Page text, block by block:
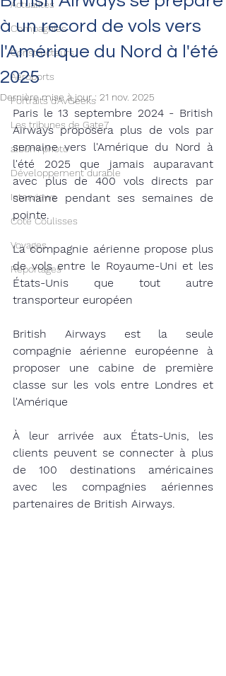
Actualités
Compagnies
Constructeurs
Aéroports
Portraits d'AvGeeks
Les tribunes de Gate7
album photo
Développement durable
Interviews
Coté Coulisses
Voyages
Reportages
à un record de vols vers
l'Amérique du Nord à l'été
2025
Dernière mise à jour : 21 nov. 2025
Paris le 13 septembre 2024 - British
Airways proposera plus de vols par
semaine vers l'Amérique du Nord à
l'été 2025 que jamais auparavant
avec plus de 400 vols directs par
semaine pendant ses semaines de
pointe.
La compagnie aérienne propose plus
de vols entre le Royaume-Uni et les
États-Unis que tout autre
transporteur européen
British Airways est la seule
compagnie aérienne européenne à
proposer une cabine de première
classe sur les vols entre Londres et
l'Amérique
À leur arrivée aux États-Unis, les
clients peuvent se connecter à plus
de 100 destinations américaines
avec les compagnies aériennes
partenaires de British Airways.